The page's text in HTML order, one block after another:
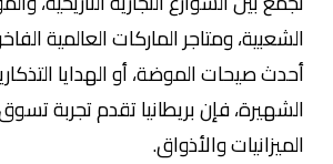
ومتاجر الماركات العالمية
صيحات الموضة، أو الهدايا التذكارية، أو
فإن بريطانيا تقدم تجربة تسوق
والأذواق.